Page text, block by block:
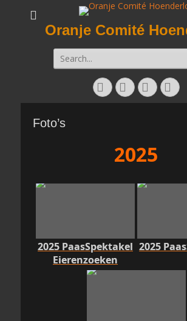
Oranje Comité
Zoeken
naar:
Facebook
Twitter
E-
mail
Foto’s
2025
2025 PaasSpektakel
Eierenzoeken
2025